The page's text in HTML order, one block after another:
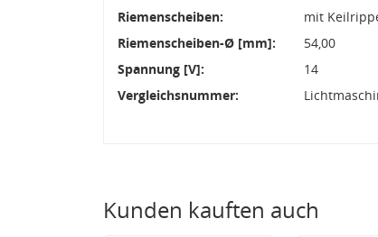
Riemenscheiben:
mit
Riemenscheiben-Ø [mm]:
54,00
Spannung [V]:
14
Vergleichsnummer:
Kunden kauften auch